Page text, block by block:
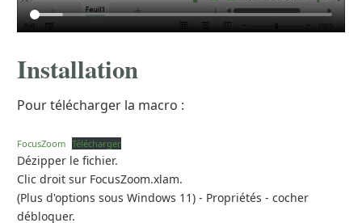
Installation
Pour télécharger la macro :
FocusZoom Télécharger
Dézipper le fichier.
Clic droit sur FocusZoom.xlam.
(Plus d'options sous Windows 11) - Propriétés - cocher
débloquer.